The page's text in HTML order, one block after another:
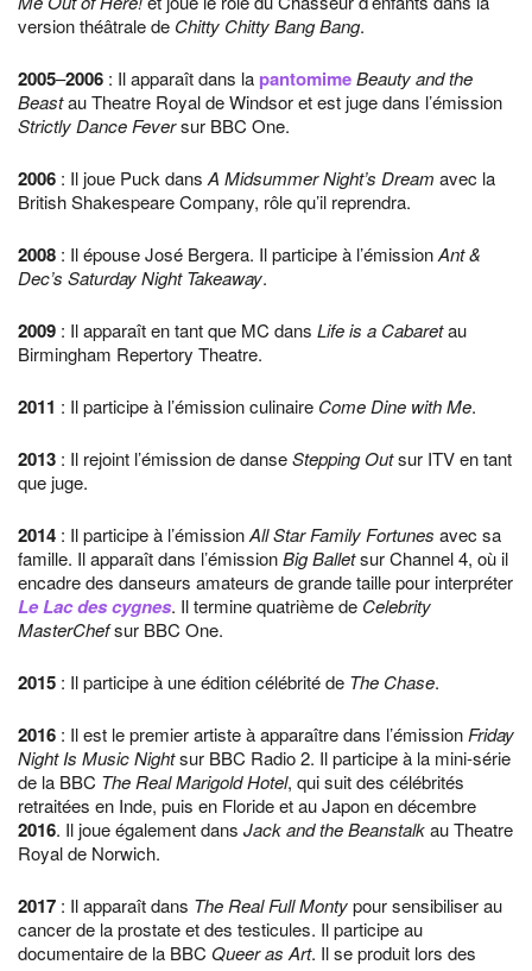
version théâtrale de Chitty Chitty Bang Bang.
2005–2006 : Il apparaît dans la pantomimeBeauty and the
Beastau Theatre Royal de Windsor et est juge dans l’émission
Strictly Dance Feversur BBC One.
2006 : Il joue Puck dans A Midsummer Night’s Dream avec la
British Shakespeare Company, rôle qu’il reprendra.
2008 : Il épouse José Bergera. Il participe à l’émissionAnt &
Dec’s Saturday Night Takeaway.
2009 : Il apparaît en tant que MC dans Life is a Cabaretau
Birmingham Repertory Theatre.
2011 : Il participe à l’émission culinaire Come Dine with Me.
2013 : Il rejoint l’émission de danseStepping Outsur ITV en tant
que juge.
2014 : Il participe à l’émissionAll Star Family Fortunes avec sa
famille. Il apparaît dans l’émissionBig Balletsur Channel 4, où il
encadre des danseurs amateurs de grande taille pour interpréter
Le Lac des cygnes. Il termine quatrième de Celebrity
MasterChefsur BBC One.
2015 : Il participe à une édition célébrité de The Chase.
2016 : Il est le premier artiste à apparaître dans l’émission Friday
Night Is Music Nightsur BBC Radio 2. Il participe à la mini-série
de la BBC The Real Marigold Hotel, qui suit des célébrités
retraitées en Inde, puis en Floride et au Japon en décembre
2016. Il joue également dans Jack and the Beanstalkau Theatre
Royal de Norwich.
2017 : Il apparaît dans The Real Full Montypour sensibiliser au
cancer de la prostate et des testicules. Il participe au
documentaire de la BBC Queer as Art. Il se produit lors des